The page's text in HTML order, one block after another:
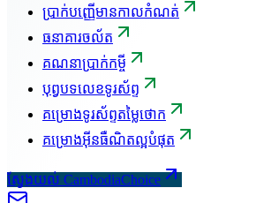
ប្រាក់បញ្ញើមានកាលកំណត់
ធនាគារចល័ត
គណនាប្រាក់កម្ចី
បុព្វបទលេខទូរស័ព្ទ
គម្រោងទូរស័ព្ទតម្លៃថោក
គម្រោងអ៊ីនធឺណិតល្អបំផុត
ស្វែងយល់ CambodiaChoice